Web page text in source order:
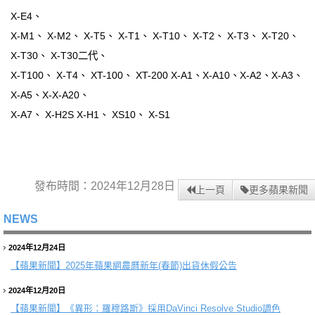
X-E4、
X-M1、 X-M2、 X-T5、 X-T1、 X-T10、 X-T2、 X-T3、 X-T20、
X-T30、 X-T30二代、
X-T100、 X-T4、 XT-100、 XT-200 X-A1、X-A10、X-A2、X-A3、
X-A5、X-X-A20、
X-A7、 X-H2S X-H1、 XS10、 X-S1
發布時間：2024年12月28日 上一頁 更多蘋果新聞
NEWS
2024年12月24日
【蘋果新聞】 2025年蘋果網農曆新年(春節)出貨休假公告
2024年12月20日
【蘋果新聞】 《異形：羅穆路斯》採用DaVinci Resolve Studio調色